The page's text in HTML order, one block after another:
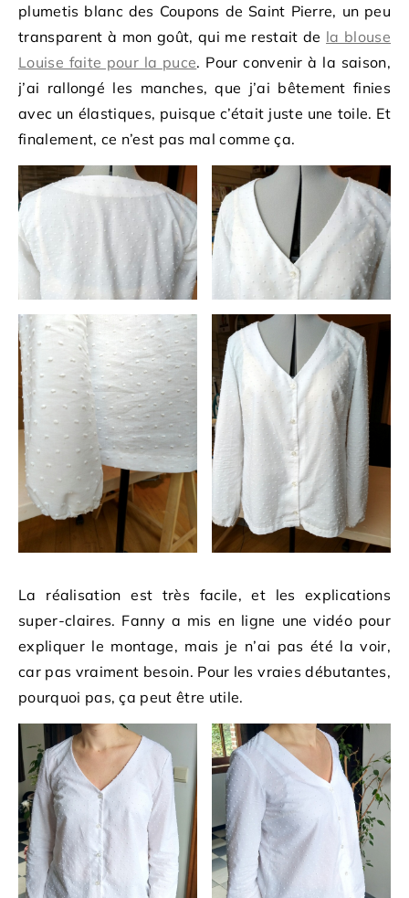
plumetis blanc des Coupons de Saint Pierre, un peu
transparent à mon goût, qui me restait de la blouse
Louise faite pour la puce. Pour convenir à la saison,
j’ai rallongé les manches, que j’ai bêtement finies
avec un élastiques, puisque c’était juste une toile. Et
finalement, ce n’est pas mal comme ça.
La réalisation est très facile, et les explications
super-claires. Fanny a mis en ligne une vidéo pour
expliquer le montage, mais je n’ai pas été la voir,
car pas vraiment besoin. Pour les vraies débutantes,
pourquoi pas, ça peut être utile.